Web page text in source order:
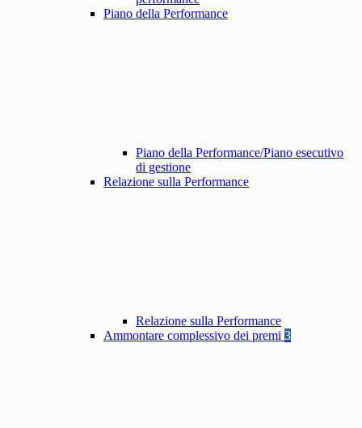
Piano della Performance
Piano della Performance/Piano esecutivo
di gestione
Relazione sulla Performance
Relazione sulla Performance
Ammontare complessivo dei premi 3